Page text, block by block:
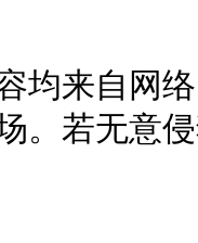
均来自网
。若无意